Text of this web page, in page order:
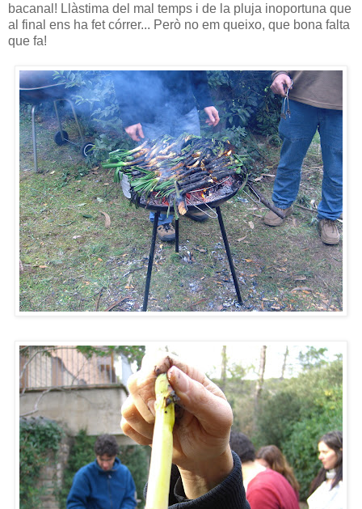
bacanal! Llàstima del mal temps i de la pluja inoportuna que
al final ens ha fet córrer... Però no em queixo, que bona falta
que fa!